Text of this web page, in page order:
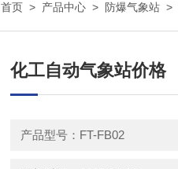
首页 > 产品中心 > 防爆气象站 >
化工自动气象站价格
产品型号：FT-FB02